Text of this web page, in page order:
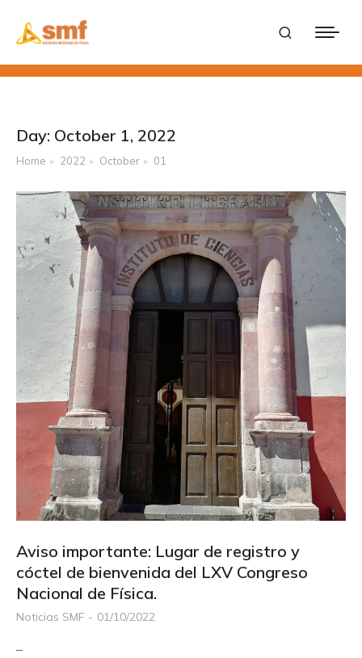
Day: October 1, 2022
You are here:
Home 2022 October 01
Aviso importante: Lugar de registro y
cóctel de bienvenida del LXV Congreso
Nacional de Física.
Noticias SMF 01/10/2022
–